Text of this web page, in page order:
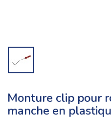
Monture clip pour
manche en